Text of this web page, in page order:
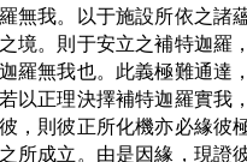
無我。以于施設所依之諸
境。則于安立之補特迦羅
羅無我也。此義極難通達
以正理決擇補特迦羅實我
， 則彼正所化機亦必緣彼
所成立。由是因緣，現證